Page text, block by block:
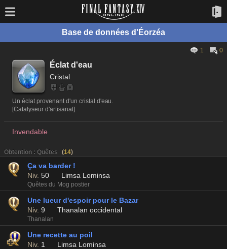
Base de données d'Éorzéa
1 0
Éclat d'eau
Cristal
Un éclat provenant d'un cristal d'eau.
[Catalyseur d'artisanat]
Invendable
Obtention : Quêtes (14)
Ça va barder !
Niv. 50 Limsa Lominsa
Quêtes du Mog postier
Une lueur d'espoir pour le Bazar
Niv. 9 Thanalan occidental
Thanalan
Une recette au poil
Niv. 1 Limsa Lominsa